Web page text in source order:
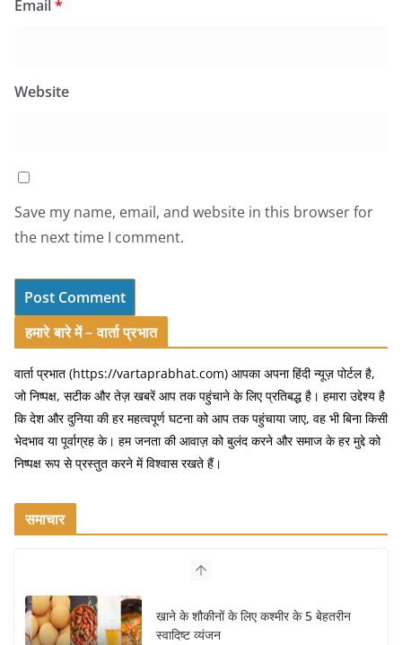
Email *
Website
Save my name, email, and website in this browser for
the next time I comment.
हमारे बारे में – वार्ता प्रभात
वार्ता प्रभात (https://vartaprabhat.com) आपका अपना हिंदी न्यूज़ पोर्टल है,
जो निष्पक्ष, सटीक और तेज़ खबरें आप तक पहुंचाने के लिए प्रतिबद्ध है। हमारा उद्देश्य है
कि देश और दुनिया की हर महत्वपूर्ण घटना को आप तक पहुंचाया जाए, वह भी बिना किसी
भेदभाव या पूर्वाग्रह के। हम जनता की आवाज़ को बुलंद करने और समाज के हर मुद्दे को
निष्पक्ष रूप से प्रस्तुत करने में विश्वास रखते हैं।
समाचार
खाने के शौकीनों के लिए कश्मीर के 5 बेहतरीन
स्वादिष्ट व्यंजन